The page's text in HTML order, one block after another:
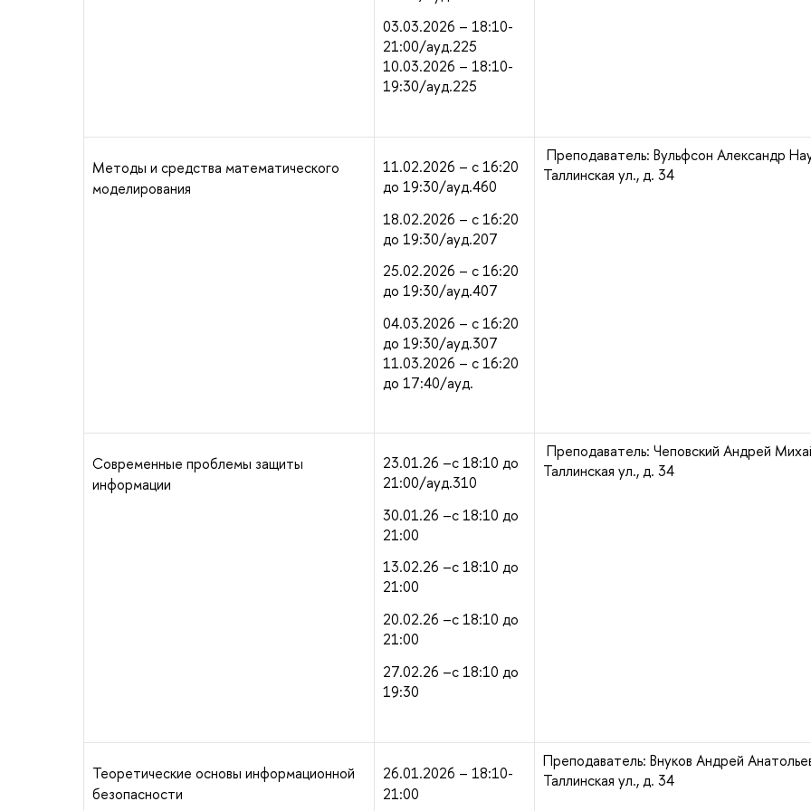
03.03.2026 – 18:10-
21:00/ауд.225
10.03.2026 – 18:10-
19:30/ауд.225
Методы и средства математического
моделирования
11.02.2026 – с 16:20
до 19:30/ауд.460
18.02.2026 – с 16:20
до 19:30/ауд.207
25.02.2026 – с 16:20
до 19:30/ауд.407
04.03.2026 – с 16:20
до 19:30/ауд.307
11.03.2026 – с 16:20
до 17:40/ауд.
Преподаватель: Вульфсон Александр
Таллинская ул., д. 34
Современные проблемы защиты
информации
23.01.26 –с 18:10 до
21:00/ауд.310
30.01.26 –с 18:10 до
21:00
13.02.26 –с 18:10 до
21:00
20.02.26 –с 18:10 до
21:00
27.02.26 –с 18:10 до
19:30
Преподаватель: Чеповский Андрей
Таллинская ул., д. 34
Теоретические основы информационной
безопасности
26.01.2026 – 18:10-
21:00
Преподаватель: Внуков Андрей
Таллинская ул., д. 34